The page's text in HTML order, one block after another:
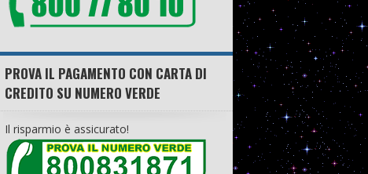
PROVA IL PAGAMENTO CON CARTA DI
CREDITO SU NUMERO VERDE
Il risparmio è assicurato!